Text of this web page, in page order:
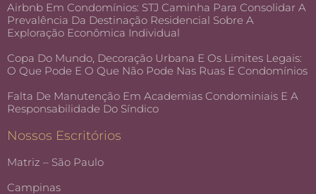
Airbnb Em Condomínios: STJ Caminha Para Consolidar A
Prevalência Da Destinação Residencial Sobre A
Exploração Econômica Individual
Copa Do Mundo, Decoração Urbana E Os Limites Legais:
O Que Pode E O Que Não Pode Nas Ruas E Condomínios
Falta De Manutenção Em Academias Condominiais E A
Responsabilidade Do Síndico
Nossos Escritórios
Matriz – São Paulo
Campinas